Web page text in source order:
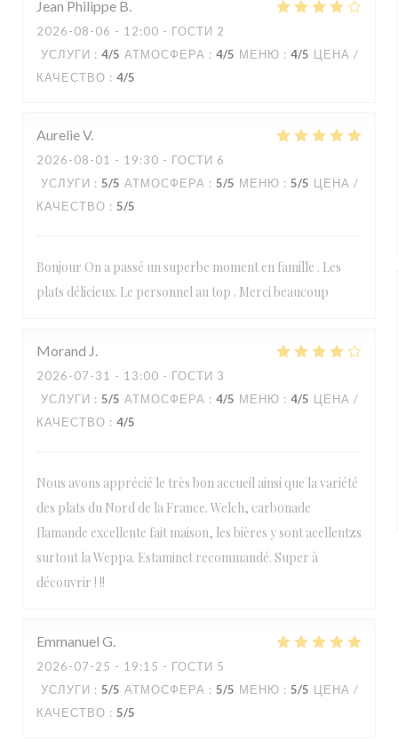
Jean Philippe B
2026-08-06 - 12:00 - ГОСТИ 2
УСЛУГИ : 4/5 АТМОСФЕРА : 4/5 МЕНЮ : 4/5 ЦЕНА /
КАЧЕСТВО : 4/5
AurelieV
2026-08-01 - 19:30 - ГОСТИ 6
УСЛУГИ : 5/5 АТМОСФЕРА : 5/5 МЕНЮ : 5/5 ЦЕНА /
КАЧЕСТВО : 5/5
Bonjour On a passé un superbe moment en famille . Les
plats délicieux. Le personnel au top . Merci beaucoup
Morand J
2026-07-31 - 13:00 - ГОСТИ 3
УСЛУГИ : 5/5 АТМОСФЕРА : 4/5 МЕНЮ : 4/5 ЦЕНА /
КАЧЕСТВО : 4/5
Nous avons apprécié le très bon accueil ainsi que la variété
des plats du Nord de la France. Welch, carbonade
flamande excellente fait maison, les bières y sont acellentzs
surtout la Weppa. Estaminet recommandé. Super à
découvrir ! !!
Emmanuel G
2026-07-25 - 19:15 - ГОСТИ 5
УСЛУГИ : 5/5 АТМОСФЕРА : 5/5 МЕНЮ : 5/5 ЦЕНА /
КАЧЕСТВО : 5/5